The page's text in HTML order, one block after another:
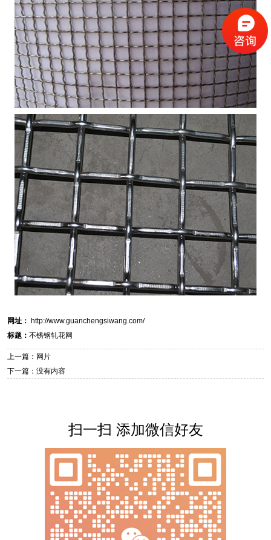
网址： http://www.guanchengsiwang.com/
标题： 不锈钢轧花网
上一篇：网片
下一篇：没有内容
扫一扫 添加微信好友